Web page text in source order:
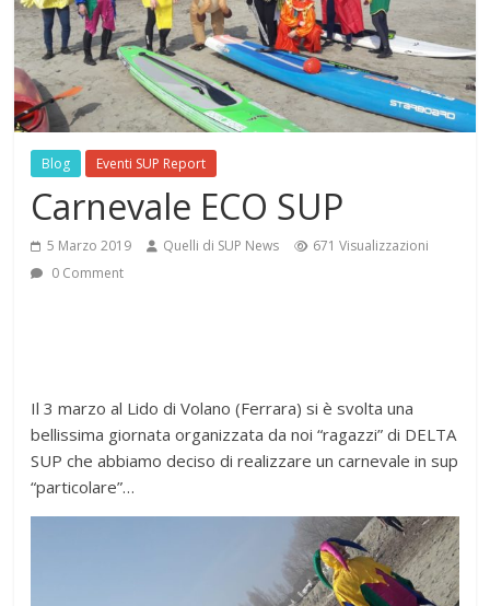
Blog Eventi SUP Report
Carnevale ECO SUP
5 Marzo 2019 Quelli di SUP News
671 Visualizzazioni
0 Comment
Il 3 marzo al Lido di Volano (Ferrara) si è svolta una
bellissima giornata organizzata da noi “ragazzi” di DELTA
SUP che abbiamo deciso di realizzare un carnevale in sup
“particolare”…